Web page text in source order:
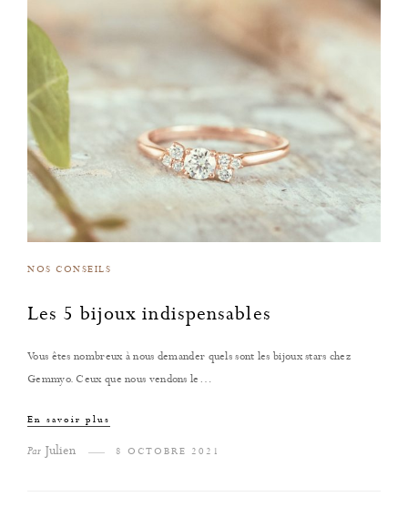
NOS CONSEILS
Les 5 bijoux indispensables
Vous êtes nombreux à nous demander quels sont les bijoux stars chez
Gemmyo. Ceux que nous vendons le…
En savoir plus
Par Julien 8 OCTOBRE 2021